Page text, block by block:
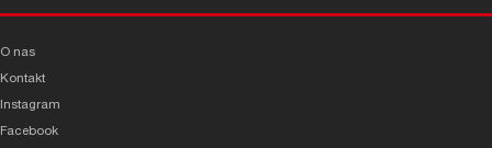
O nas
Kontakt
Instagram
Facebook